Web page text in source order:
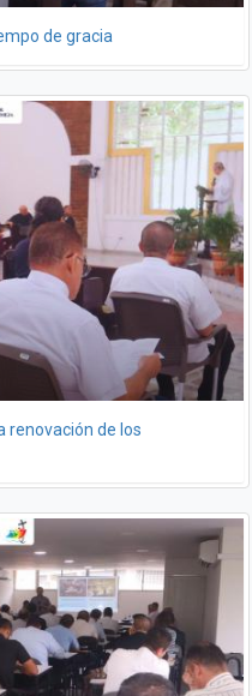
de gracia
renovación de los